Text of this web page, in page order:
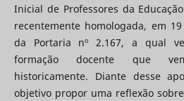
Inicial de Professores da
recentemente homologada, em
da Portaria nº 2.167, a qual
formação docente que
historicamente. Diante desse
objetivo propor uma reflexão